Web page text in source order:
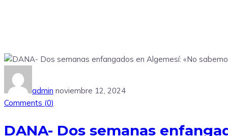
admin noviembre 12, 2024
Comments (0)
DANA- Dos semanas